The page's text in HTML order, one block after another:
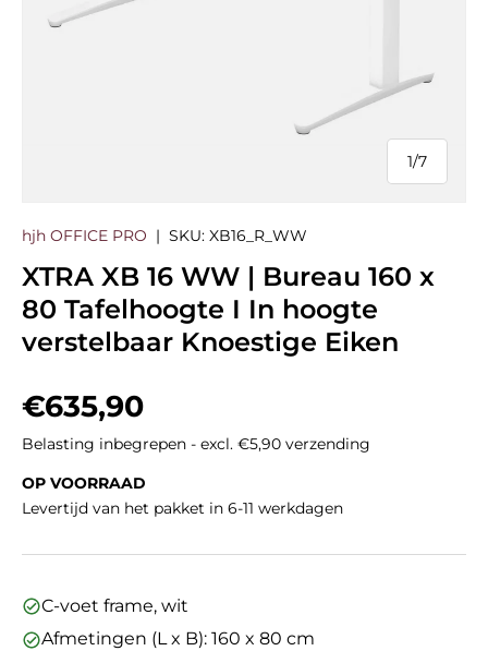
1/
van
7
hjh OFFICE PRO | SKU: XB16_R_WW
XTRA XB 16 WW | Bureau 160 x
80 Tafelhoogte I In hoogte
verstelbaar Knoestige Eiken
Reguliere prijs
€635,90
Belasting inbegrepen - excl. €5,90 verzending
OP VOORRAAD
Levertijd van het pakket in 6-11 werkdagen
C-voet frame, wit
Afmetingen (L x B): 160 x 80 cm